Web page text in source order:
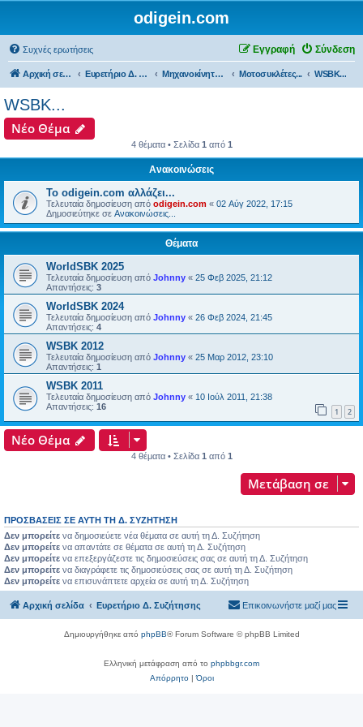
odigein.com
Συχνές ερωτήσεις Σύνδεση
Εγγραφή
Αρχική σελίδα Ευρετήριο Δ. Συζήτησης Μηχανοκίνητος αθλητισμός και μη... Μοτοσυκλέτες... WSBK...
WSBK...
Νέο Θέμα
4 θέματα • Σελίδα 1 από 1
Ανακοινώσεις
Το odigein.com αλλάζει...
Τελευταία δημοσίευση από odigein.com « 02 Αύγ 2022, 17:15
Δημοσιεύτηκε σε Ανακοινώσεις...
Θέματα
WorldSBK 2025
Τελευταία δημοσίευση από Johnny « 25 Φεβ 2025, 21:12
Απαντήσεις: 3
WorldSBK 2024
Τελευταία δημοσίευση από Johnny « 26 Φεβ 2024, 21:45
Απαντήσεις: 4
WSBK 2012
Τελευταία δημοσίευση από Johnny « 25 Μαρ 2012, 23:10
Απαντήσεις: 1
WSBK 2011
Τελευταία δημοσίευση από Johnny « 10 Ιούλ 2011, 21:38
Απαντήσεις: 16 1 2
Νέο Θέμα
4 θέματα • Σελίδα 1 από 1
Μετάβαση σε
ΠΡΟΣΒΆΣΕΙΣ ΣΕ ΑΥΤΉ ΤΗ Δ. ΣΥΖΉΤΗΣΗ
Δεν μπορείτε να δημοσιεύετε νέα θέματα σε αυτή τη Δ. Συζήτηση
Δεν μπορείτε να απαντάτε σε θέματα σε αυτή τη Δ. Συζήτηση
Δεν μπορείτε να επεξεργάζεστε τις δημοσιεύσεις σας σε αυτή τη Δ. Συζήτηση
Δεν μπορείτε να διαγράφετε τις δημοσιεύσεις σας σε αυτή τη Δ. Συζήτηση
Δεν μπορείτε να επισυνάπτετε αρχεία σε αυτή τη Δ. Συζήτηση
Αρχική σελίδα Ευρετήριο Δ. Συζήτησης Επικοινωνήστε μαζί μας
Δημιουργήθηκε από phpBB® Forum Software © phpBB Limited
Ελληνική μετάφραση από το phpbbgr.com
Απόρρητο|Όροι